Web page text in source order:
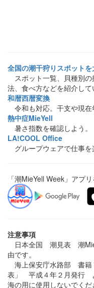
全国の潮干狩りスポットを
スポット一覧、貝種別
法、食べ方などを紹介して
和暦西暦変換
令和も対応。干支や現在
熱中症MieYell
暑さ指数を確認しよう。
LA!COOL Office
グループウェアで仕事を
「潮MieYell Week」アプ
注意事項
日本全国 潮見表 潮
由です。
海上保安庁水路部 書籍
表」 平成４年２月発行
海の用に使用しないでくだ